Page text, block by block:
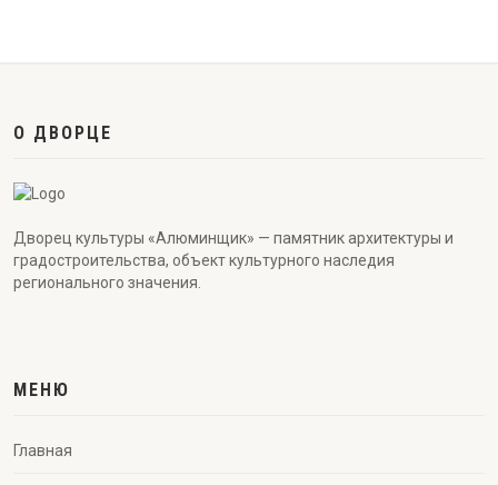
О ДВОРЦЕ
Дворец культуры «Алюминщик» — памятник архитектуры и
градостроительства, объект культурного наследия
регионального значения.
МЕНЮ
Главная